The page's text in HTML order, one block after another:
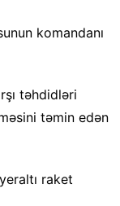
komandanı
təhdidləri
təmin edən
raket